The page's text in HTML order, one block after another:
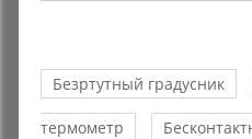
Безртутный градусник
термометр